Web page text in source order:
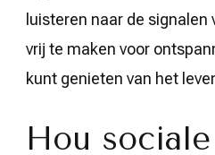
luisteren naar de signalen
vrij te maken voor
kunt genieten van het
Hou sociale